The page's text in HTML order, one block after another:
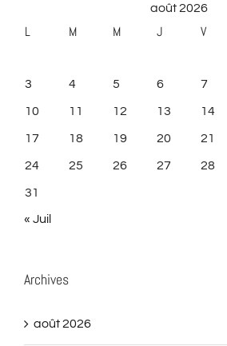
août 2026
L M M J V
3 4 5 6 7
10 11 12 13 14
17 18 19 20 21
24 25 26 27 28
31
« Juil
Archives
août 2026